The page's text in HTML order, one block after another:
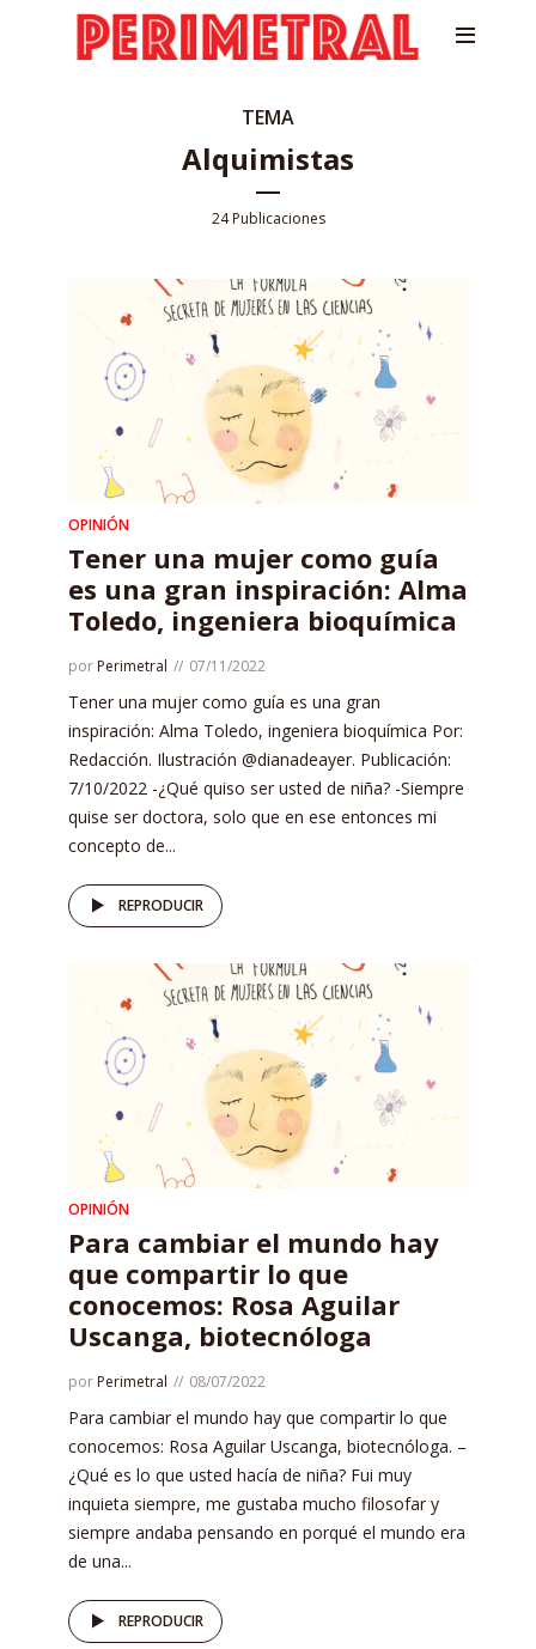
TEMA
Alquimistas
24 Publicaciones
OPINIÓN
Tener una mujer como guía
es una gran inspiración: Alma
Toledo, ingeniera bioquímica
por Perimetral 07/11/2022
Tener una mujer como guía es una gran
inspiración: Alma Toledo, ingeniera bioquímica Por:
Redacción. Ilustración @dianadeayer. Publicación:
7/10/2022 -¿Qué quiso ser usted de niña? -Siempre
quise ser doctora, solo que en ese entonces mi
concepto de...
REPRODUCIR
OPINIÓN
Para cambiar el mundo hay
que compartir lo que
conocemos: Rosa Aguilar
Uscanga, biotecnóloga
por Perimetral 08/07/2022
Para cambiar el mundo hay que compartir lo que
conocemos: Rosa Aguilar Uscanga, biotecnóloga. –
¿Qué es lo que usted hacía de niña? Fui muy
inquieta siempre, me gustaba mucho filosofar y
siempre andaba pensando en porqué el mundo era
de una...
REPRODUCIR